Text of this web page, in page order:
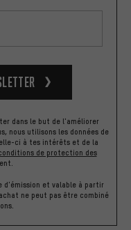
dans le but de l'améliorer
nous utilisons les données de
ci à tes intérêts et de la
de protection des
d'émission et valable à partir
ne peut pas être combiné